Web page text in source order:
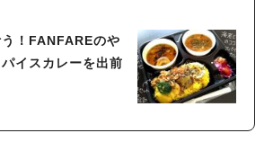
う！FANFAREのや
イスカレーを出前